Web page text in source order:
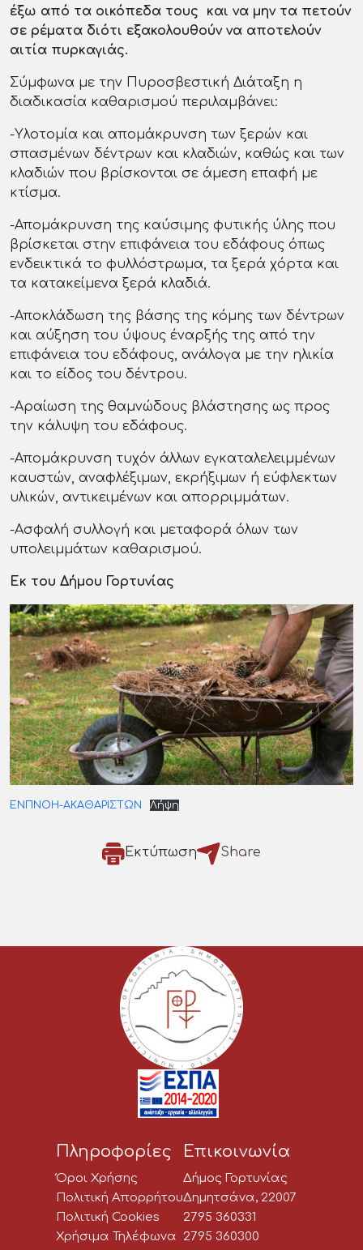
έξω από τα οικόπεδα τους και να μην τα πετούν
σε ρέματα διότι εξακολουθούν να αποτελούν
αιτία πυρκαγιάς.
Σύμφωνα με την Πυροσβεστική Διάταξη η
διαδικασία καθαρισμού περιλαμβάνει:
-Υλοτομία και απομάκρυνση των ξερών και
σπασμένων δέντρων και κλαδιών, καθώς και των
κλαδιών που βρίσκονται σε άμεση επαφή με
κτίσμα.
-Απομάκρυνση της καύσιμης φυτικής ύλης που
βρίσκεται στην επιφάνεια του εδάφους όπως
ενδεικτικά το φυλλόστρωμα, τα ξερά χόρτα και
τα κατακείμενα ξερά κλαδιά.
-Αποκλάδωση της βάσης της κόμης των δέντρων
και αύξηση του ύψους έναρξής της από την
επιφάνεια του εδάφους, ανάλογα με την ηλικία
και το είδος του δέντρου.
-Αραίωση της θαμνώδους βλάστησης ως προς
την κάλυψη του εδάφους.
-Απομάκρυνση τυχόν άλλων εγκαταλελειμμένων
καυστών, αναφλέξιμων, εκρήξιμων ή εύφλεκτων
υλικών, αντικειμένων και απορριμμάτων.
-Ασφαλή συλλογή και μεταφορά όλων των
υπολειμμάτων καθαρισμού.
Εκ του Δήμου Γορτυνίας
ΕΝΠΝΟΗ-ΑΚΑΘΑΡΙΣΤΩΝ Λήψη
Εκτύπωση Share
Πληροφορίες
Όροι Χρήσης
Πολιτική Απορρήτου
Πολιτική Cookies
Χρήσιμα Τηλέφωνα
Επικοινωνία
Δήμος Γορτυνίας
Δημητσάνα, 22007
2795 360331
2795 360300